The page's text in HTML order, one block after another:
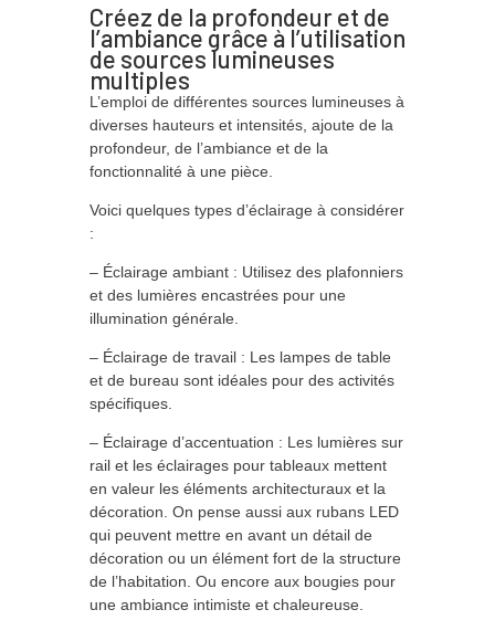
Créez de la profondeur et de
l’ambiance grâce à l’utilisation
de sources lumineuses
multiples
L’emploi de différentes sources lumineuses à
diverses hauteurs et intensités, ajoute de la
profondeur, de l’ambiance et de la
fonctionnalité à une pièce.
Voici quelques types d’éclairage à considérer
:
– Éclairage ambiant : Utilisez des plafonniers
et des lumières encastrées pour une
illumination générale.
– Éclairage de travail : Les lampes de table
et de bureau sont idéales pour des activités
spécifiques.
– Éclairage d’accentuation : Les lumières sur
rail et les éclairages pour tableaux mettent
en valeur les éléments architecturaux et la
décoration. On pense aussi aux rubans LED
qui peuvent mettre en avant un détail de
décoration ou un élément fort de la structure
de l’habitation. Ou encore aux bougies pour
une ambiance intimiste et chaleureuse.